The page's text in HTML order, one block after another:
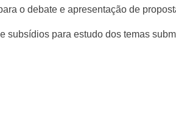
o debate e apresentação de
para estudo dos temas